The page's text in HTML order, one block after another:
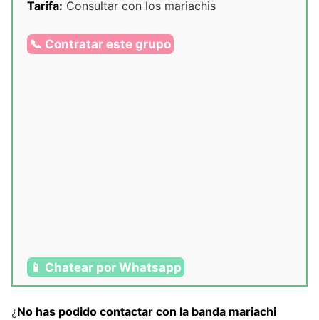
Tarifa: Consultar con los mariachis
📞 Contratar este grupo
📱 Chatear por Whatsapp
¿No has podido contactar con la banda mariachi